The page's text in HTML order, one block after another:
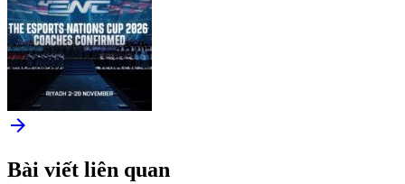
arrow_forward
Bài viết liên quan